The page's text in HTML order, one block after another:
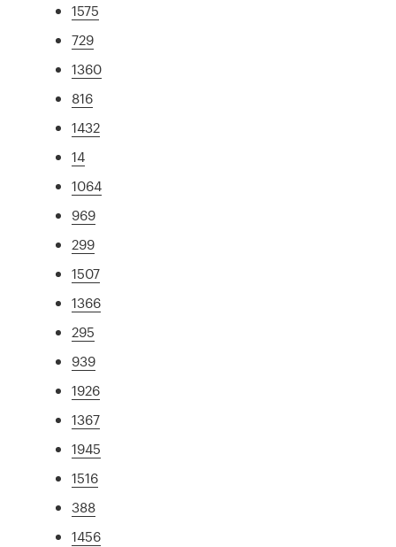
1575
729
1360
816
1432
14
1064
969
299
1507
1366
295
939
1926
1367
1945
1516
388
1456